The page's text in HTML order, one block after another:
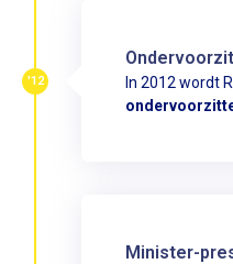
In 2012 wordt
'12
Minister-